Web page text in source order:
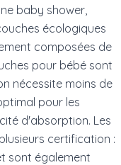
baby shower,
écologiques
composées de
pour bébé sont
nécessite moins de
pour les
d'absorption. Les
certification :
sont également